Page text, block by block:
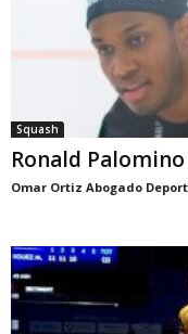
Squash
Ronald Palomino
Omar Ortiz Abogado